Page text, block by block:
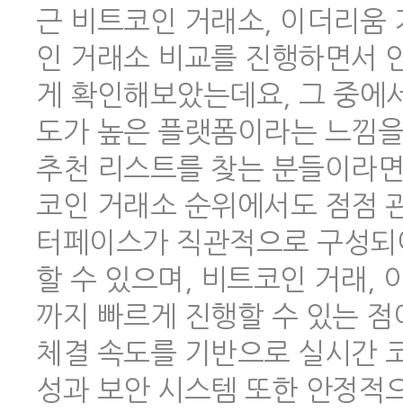
근 비트코인 거래소, 이더리움
인 거래소 비교를 진행하면서
게 확인해보았는데요, 그 중에
도가 높은 플랫폼이라는 느낌
추천 리스트를 찾는 분들이라
코인 거래소 순위에서도 점점
터페이스가 직관적으로 구성
할 수 있으며, 비트코인 거래,
까지 빠르게 진행할 수 있는
체결 속도를 기반으로 실시간
성과 보안 시스템 또한 안정적